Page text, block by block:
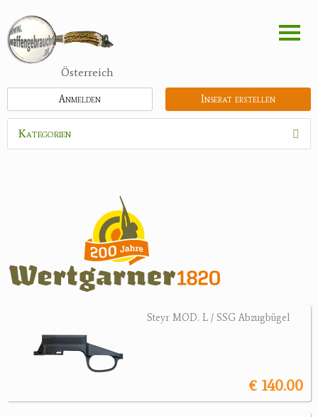
zum
Inhalt
Österreich
Inserat erstellen
Anmelden
Kategorien
Zubehör
Jagdreviere
Steyr MOD. L / SSG Abzugbügel
€ 140.00